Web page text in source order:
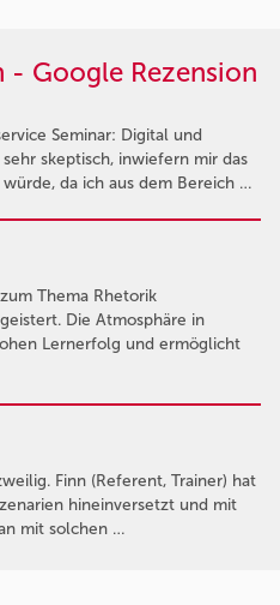
- Google Rezension
Seminar: Digital und
skeptisch, inwiefern mir das
da ich aus dem Bereich …
Thema Rhetorik
Die Atmosphäre in
Lernerfolg und ermöglicht
Finn (Referent, Trainer) hat
hineinversetzt und mit
mit solchen …